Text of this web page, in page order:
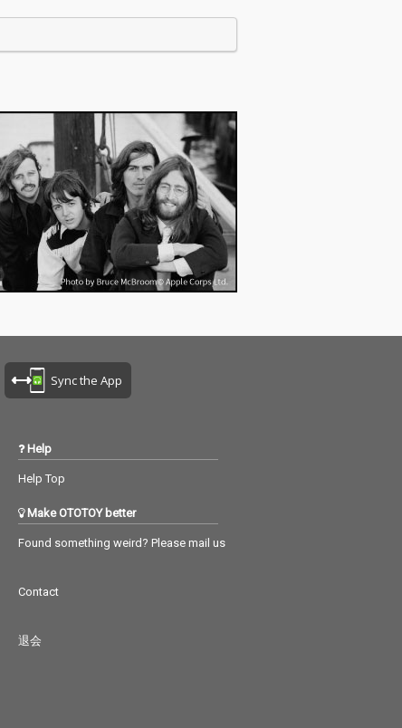
Sync the App
Help
Help Top
Make OTOTOY better
Found something weird? Please mail us
Contact
退会